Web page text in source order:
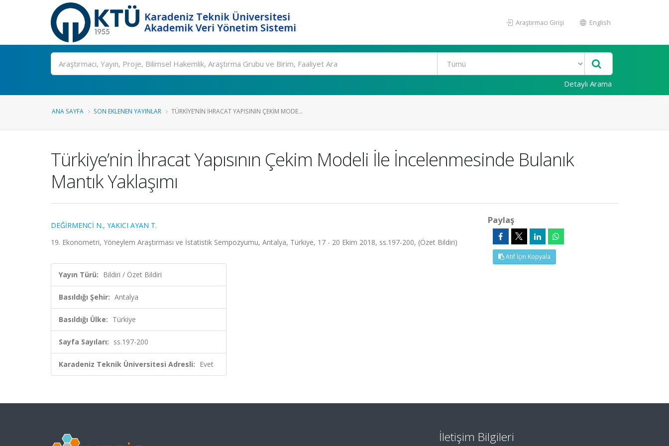
Karadeniz Teknik Üniversitesi
Akademik Veri Yönetim Sistemi
Araştırmacı Girişi English
Ara
Detaylı Arama
ANA SAYFA SON EKLENEN YAYINLAR TÜRKIYE’NIN İHRACAT YAPISININ ÇEKIM MODE...
Türkiye’nin İhracat Yapısının Çekim Modeli İle İncelenmesinde Bulanık
Mantık Yaklaşımı
DEĞİRMENCİ N., YAKICI AYAN T.
19. Ekonometri, Yöneylem Araştırması ve İstatistik Sempozyumu, Antalya, Türkiye, 17 - 20 Ekim 2018, ss.197-200, (Özet Bildiri)
Yayın Türü: Bildiri / Özet Bildiri
Basıldığı Şehir: Antalya
Basıldığı Ülke: Türkiye
Sayfa Sayıları: ss.197-200
Karadeniz Teknik Üniversitesi Adresli: Evet
Paylaş
Atıf İçin Kopyala
İletişim Bilgileri